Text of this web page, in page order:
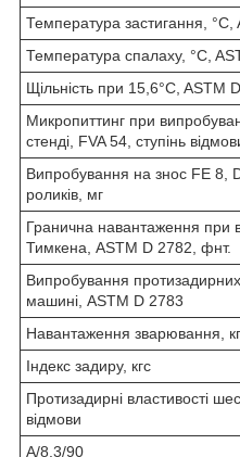
Температура застигання, °C,
Температура спалаху, °C,
Щільність при 15,6°C, ASTM
Микропиттинг при
стенді, FVA 54, ступінь
Випробування на знос FE 8,
роликів, мг
Гранична навантаження при
Тимкена, ASTM D 2782, фнт.
Випробування
машині, ASTM D 2783
Навантаження зварювання, кг
Індекс задиру, кгс
Протизадирні властивості
відмови
A/8.3/90